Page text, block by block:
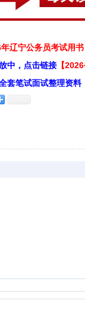
辽宁公务员考试用书
中，点击链接 【
套笔试面试整理资料